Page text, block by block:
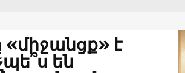
«միջանցք» է
են